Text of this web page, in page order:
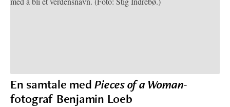
En samtale medPieces of a Woman-
fotograf Benjamin Loeb